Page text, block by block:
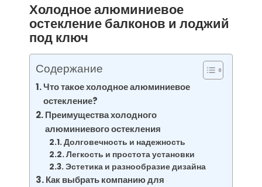
Холодное алюминиевое
остекление балконов и лоджий
под ключ
Содержание
Что такое холодное алюминиевое
остекление?
Преимущества холодного
алюминиевого остекления
Долговечность и надежность
Легкость и простота установки
Эстетика и разнообразие дизайна
Как выбрать компанию для